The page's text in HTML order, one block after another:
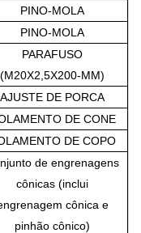
PINO-MOLA
PINO-MOLA
PARAFUSO
(M20X2,5X200-MM)
AJUSTE DE PORCA
DE CONE
DE COPO
de engrenagens
cônicas (inclui
cônica e
pinhão cônico)